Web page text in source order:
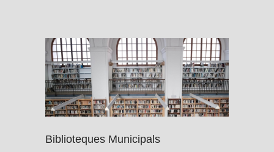
Biblioteques Municipals